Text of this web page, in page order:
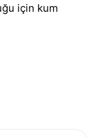
için kum